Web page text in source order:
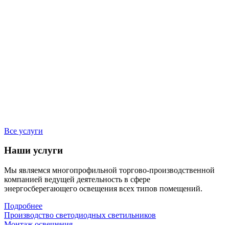
Все услуги
Наши услуги
Мы являемся многопрофильной торгово-производственной
компанией ведущей деятельность в сфере
энергосберегающего освещения всех типов помещений.
Подробнее
Производство светодиодных светильников